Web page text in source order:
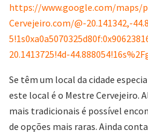
https://www.google.com/maps/
Cervejeiro.com/@-20.141342,-
20.1413725!4d-
Se têm um local da cidade
este local é o Mestre Cervejeiro.
mais tradicionais é possível
de opções mais raras. Ainda